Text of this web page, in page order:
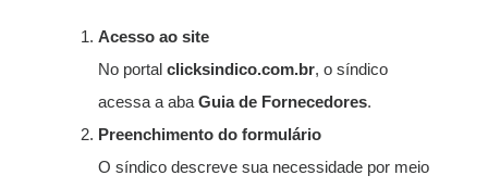
Acesso ao site
No portal clicksindico.com.br, o síndico
acessa a aba Guia de Fornecedores.
Preenchimento do formulário
O síndico descreve sua necessidade por meio